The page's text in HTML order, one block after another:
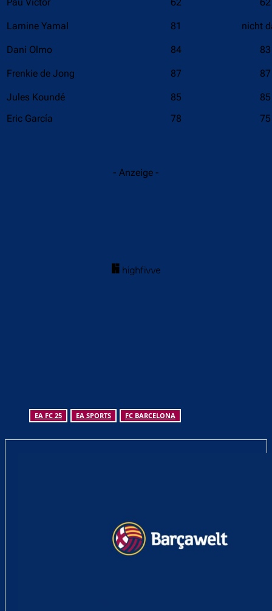
Pau Víctor 62 62
Lamine Yamal 81 nicht
Dani Olmo 84 83
Frenkie de Jong 87 87
Jules Koundé 85
85
Eric García
78 75
- Anzeige -
EA FC 25 EA SPORTS FC BARCELONA